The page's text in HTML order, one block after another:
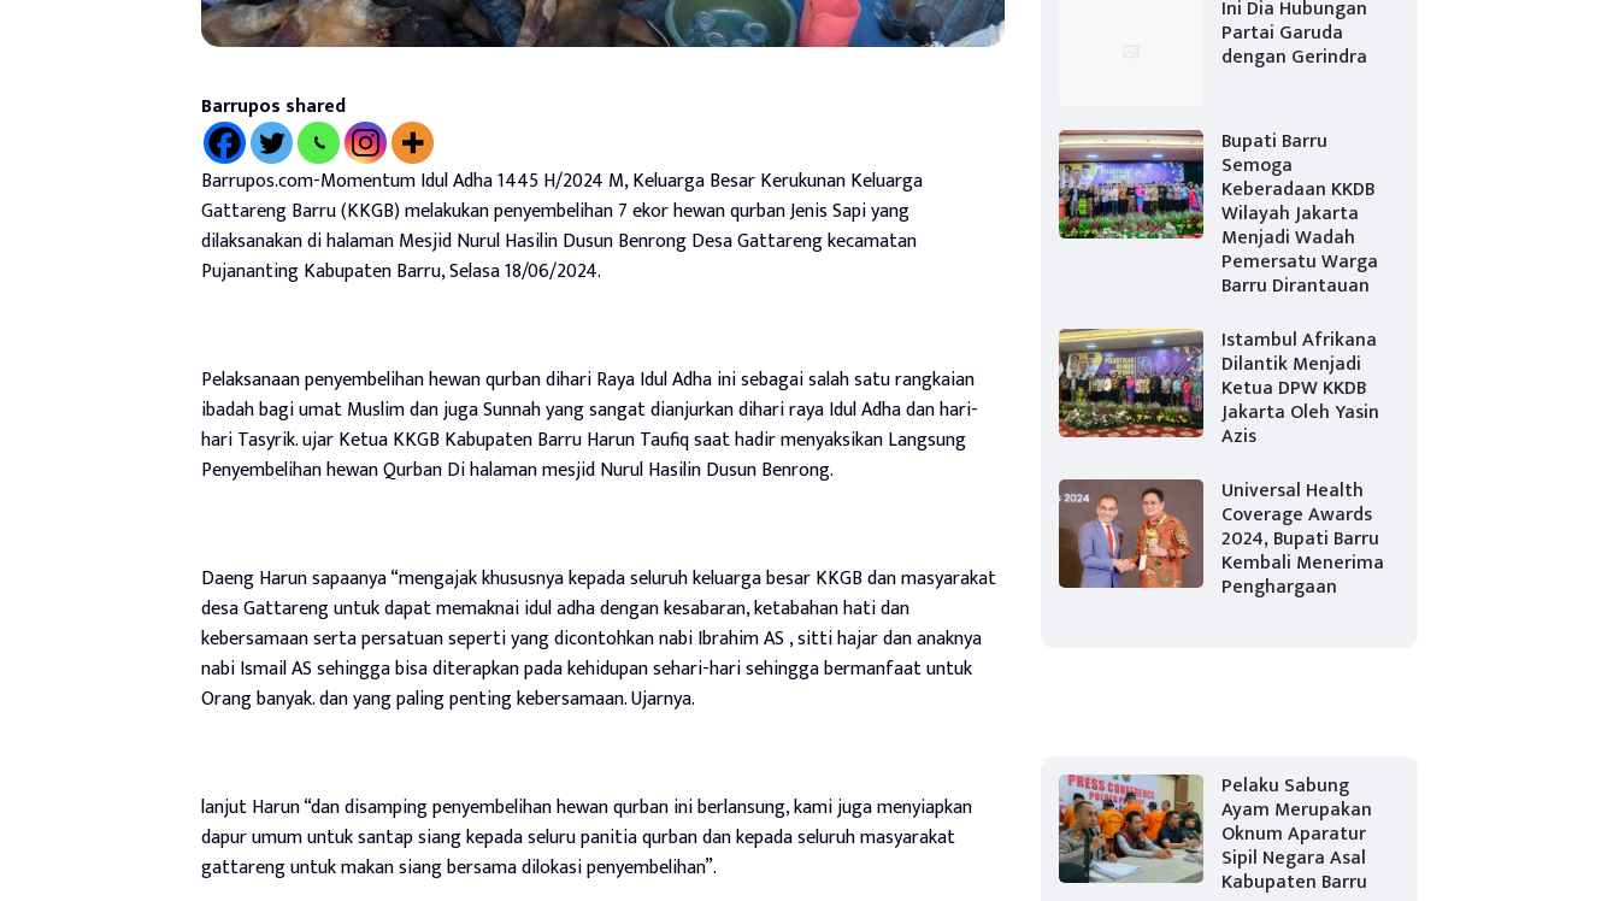
Barrupos shared
Barrupos.com-Momentum Idul Adha 1445 H/2024 M, Keluarga Besar Kerukunan Keluarga
Gattareng Barru (KKGB) melakukan penyembelihan 7 ekor hewan qurban Jenis Sapi yang
dilaksanakan di halaman Mesjid Nurul Hasilin Dusun Benrong Desa Gattareng kecamatan
Pujananting Kabupaten Barru, Selasa 18/06/2024.
Pelaksanaan penyembelihan hewan qurban dihari Raya Idul Adha ini sebagai salah satu rangkaian
ibadah bagi umat Muslim dan juga Sunnah yang sangat dianjurkan dihari raya Idul Adha dan hari-
hari Tasyrik. ujar Ketua KKGB Kabupaten Barru Harun Taufiq saat hadir menyaksikan Langsung
Penyembelihan hewan Qurban Di halaman mesjid Nurul Hasilin Dusun Benrong.
Daeng Harun sapaanya “mengajak khususnya kepada seluruh keluarga besar KKGB dan masyarakat
desa Gattareng untuk dapat memaknai idul adha dengan kesabaran, ketabahan hati dan
kebersamaan serta persatuan seperti yang dicontohkan nabi Ibrahim AS , sitti hajar dan anaknya
nabi Ismail AS sehingga bisa diterapkan pada kehidupan sehari-hari sehingga bermanfaat untuk
Orang banyak. dan yang paling penting kebersamaan. Ujarnya.
lanjut Harun “dan disamping penyembelihan hewan qurban ini berlansung, kami juga menyiapkan
dapur umum untuk santap siang kepada seluru panitia qurban dan kepada seluruh masyarakat
gattareng untuk makan siang bersama dilokasi penyembelihan”.
Ini Dia Hubungan
Partai Garuda
dengan Gerindra
Bupati Barru
Semoga
Keberadaan KKDB
Wilayah Jakarta
Menjadi Wadah
Pemersatu Warga
Barru Dirantauan
Istambul Afrikana
Dilantik Menjadi
Ketua DPW KKDB
Jakarta Oleh Yasin
Azis
Universal Health
Coverage Awards
2024, Bupati Barru
Kembali Menerima
Penghargaan
Pelaku Sabung
Ayam Merupakan
Oknum Aparatur
Sipil Negara Asal
Kabupaten Barru